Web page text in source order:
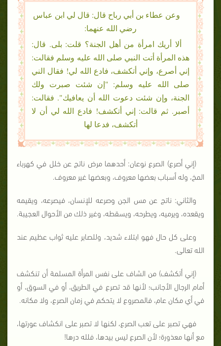
وعن عطاء بن أبي رباح قال: قال لي ابن عباس
رضي الله عنهما:
ألا أريك امرأة من أهل الجنة؟ قلت: بلى. قال:
هذه المرأة أتت النبي صلى الله عليه وسلم فقالت:
إني أصرع، وإني أتكشف، فادع الله لي! فقال الني
صلى الله عليه وسلم: "إن شئت صبرت ولك
الجنة، وإن شئت دعوت الله أن يعافيك". فقالت:
أصبر. ثم قالت: إني أتكشف! فادع الله لي أن لا
أتكشف، فدعا لها
(إني أصرع) الصرع نوعان: أحدهما مرض ناتج عن خلل في كهرباء
المخ، وله أسباب بعضها معروف، وبعضها غير معروف.
والثاني: ناتج عن مس الجن وصرعه للإنسان، فيصرعه، ويقيمه
ويقعده، ويرميه، ويطرحه، ويسقطه، وغير ذلك من الأحوال العجيبة.
وعلى كل حال فهو ابتلاء شديد، وللصابر عليه ثواب عظيم عند
الله تعالى.
(إني أتكشف) من الشاف على نفس المرأة المسلمة أن تنكشف
أمام الرجال الأجانب؛ لأنها قد تصرع في الطريق، أو في السوق، أو
في أي مكان عام، فالمصروع لا يتحكم في زمان الصرع، ولا مكانه.
فهي تصبر على تعب الصرع، لكنها لا تصبر على انكشاف عورتها،
مع أنها معذورة؛ لأن الصرع ليس بيدها، فلله درها!